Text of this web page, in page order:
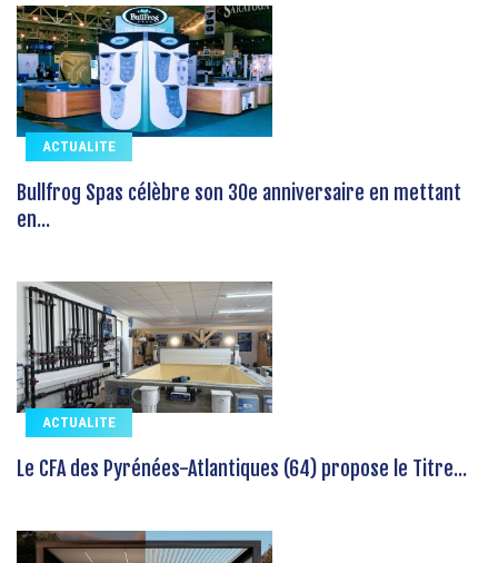
ACTUALITE
Bullfrog Spas célèbre son 30e anniversaire en mettant
en...
ACTUALITE
Le CFA des Pyrénées-Atlantiques (64) propose le Titre...